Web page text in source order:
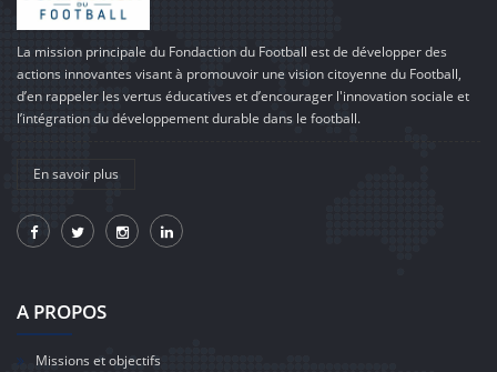
La mission principale du Fondaction du Football est de développer des
actions innovantes visant à promouvoir une vision citoyenne du Football,
d’en rappeler les vertus éducatives et d’encourager l'innovation sociale et
l’intégration du développement durable dans le football.
En savoir plus
A PROPOS
Missions et objectifs